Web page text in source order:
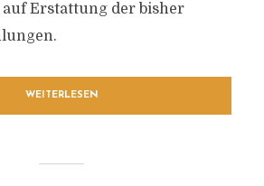
Erstattung der bisher
WEITERLESEN